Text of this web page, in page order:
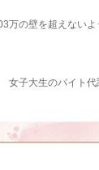
万の壁を超えない
女子大生のバイト